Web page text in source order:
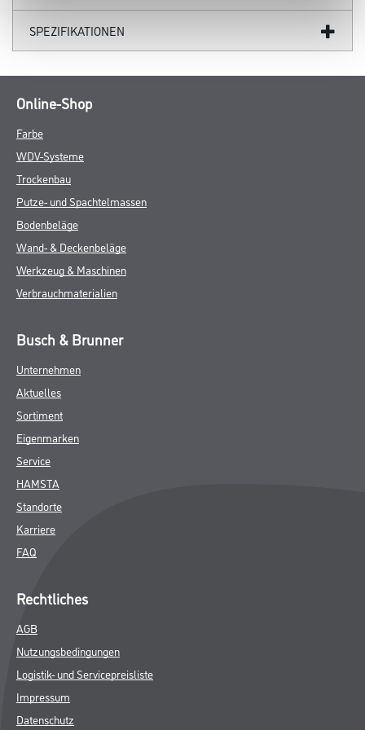
SPEZIFIKATIONEN
Online-Shop
Farbe
WDV-Systeme
Trockenbau
Putze- und Spachtelmassen
Bodenbeläge
Wand- & Deckenbeläge
Werkzeug & Maschinen
Verbrauchmaterialien
Busch & Brunner
Unternehmen
Aktuelles
Sortiment
Eigenmarken
Service
HAMSTA
Standorte
Karriere
FAQ
Rechtliches
AGB
Nutzungsbedingungen
Logistik- und Servicepreisliste
Impressum
Datenschutz